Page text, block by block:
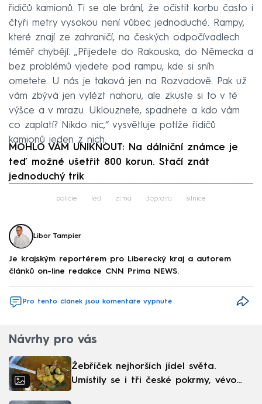
řidičů kamionů. Ti se ale brání, že očistit korbu často i
čtyři metry vysokou není vůbec jednoduché. Rampy,
které znají ze zahraničí, na českých odpočívadlech
téměř chybějí. „Přijedete do Rakouska, do Německa a
bez problémů vjedete pod rampu, kde si sníh
ometete. U nás je taková jen na Rozvadově. Pak už
vám zbývá jen vylézt nahoru, ale zkuste si to v té
výšce a v mrazu. Uklouznete, spadnete a kdo vám
co zaplatí? Nikdo nic,“ vysvětluje potíže řidičů
kamionů jeden z nich.
MOHLO VÁM UNIKNOUT: Na dálniční známce je
teď možné ušetřit 800 korun. Stačí znát
jednoduchý trik
Failed to fetch
policie led zima doprava silnice
Libor Tampier
Je krajským reportérem pro Liberecký kraj a autorem
článků on-line redakce CNN Prima NEWS.
Pro tento článek jsou komentáře vypnuté
Návrhy pro vás
Žebříček nejhorších jídel světa.
Umístily se i tři české pokrmy, vévodí